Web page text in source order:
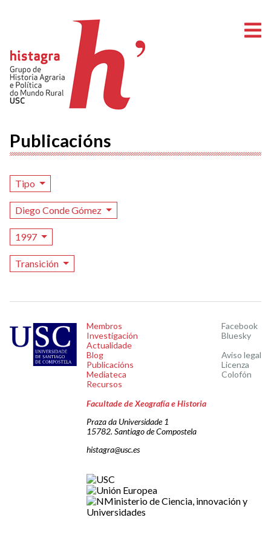
Publicacións
Tipo
Diego Conde Gómez
1997
Transición
Membros
Investigación
Actualidade
Blog
Publicacións
Mediateca
Recursos
Facebook
Bluesky
Aviso legal
Licenza
Colofón
Facultade de Xeografía e Historia
Praza da Universidade 1
15782. Santiago de Compostela
histagra@usc.es